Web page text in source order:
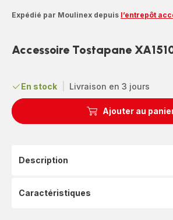
Expédié par Moulinex depuis l’entrepôt
Accessoire Tostapane
En stock Livraison en 3 jours
Ajouter au
Description
Caractéristiques